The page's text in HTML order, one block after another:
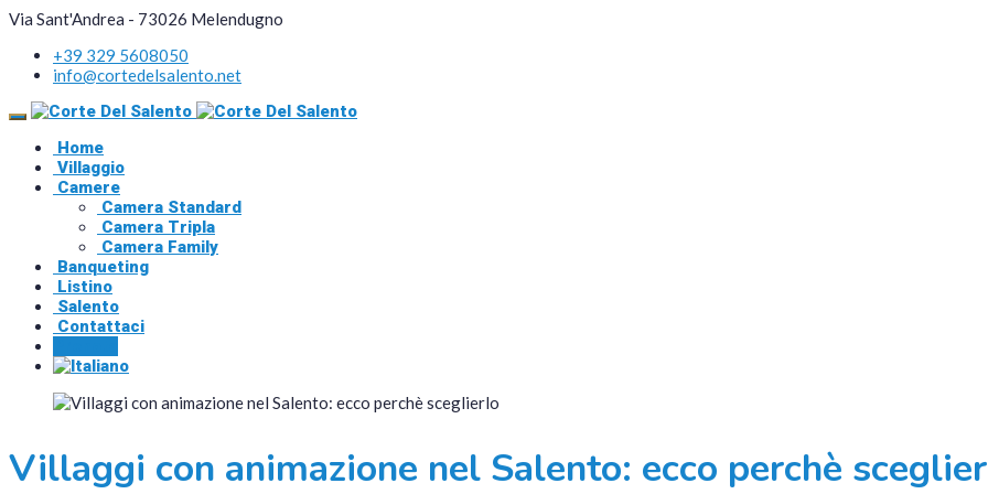
Via Sant'Andrea - 73026 Melendugno
+39 329 5608050
info@cortedelsalento.net
Home
Villaggio
Camere
Camera Standard
Camera Tripla
Camera Family
Banqueting
Listino
Salento
Contattaci
Villaggi con animazione nel Salento: ecco perchè